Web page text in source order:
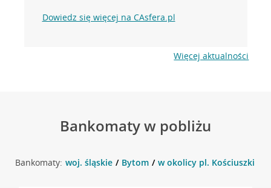
Dowiedz się więcej na CAsfera.pl
Więcej aktualności
Bankomaty w pobliżu
Bankomaty: woj. śląskie Bytom w okolicy pl. Kościuszki 1 ,